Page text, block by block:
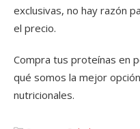
exclusivas, no hay razón
el precio.
Compra tus proteínas en
qué somos la mejor
nutricionales.